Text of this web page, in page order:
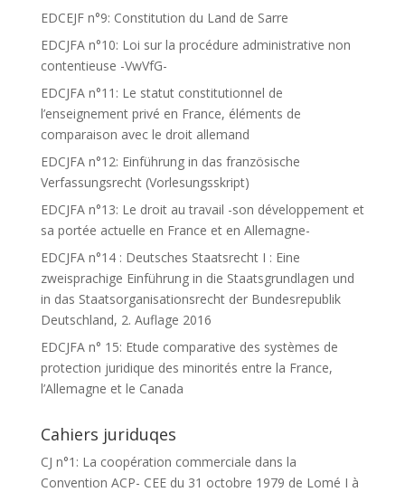
EDCEJF n°9: Constitution du Land de Sarre
EDCJFA n°10: Loi sur la procédure administrative non
contentieuse -VwVfG-
EDCJFA n°11: Le statut constitutionnel de
l’enseignement privé en France, éléments de
comparaison avec le droit allemand
EDCJFA n°12: Einführung in das französische
Verfassungsrecht (Vorlesungsskript)
EDCJFA n°13: Le droit au travail -son développement et
sa portée actuelle en France et en Allemagne-
EDCJFA n°14 : Deutsches Staatsrecht I : Eine
zweisprachige Einführung in die Staatsgrundlagen und
in das Staatsorganisationsrecht der Bundesrepublik
Deutschland, 2. Auflage 2016
EDCJFA n° 15: Etude comparative des systèmes de
protection juridique des minorités entre la France,
l’Allemagne et le Canada
Cahiers juriduqes
CJ n°1: La coopération commerciale dans la
Convention ACP- CEE du 31 octobre 1979 de Lomé I à